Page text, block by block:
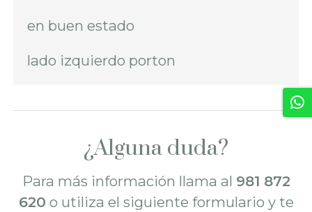
en buen estado
lado izquierdo porton
¿Alguna duda?
Para más información llama al 981 872
620 o utiliza el siguiente formulario y te